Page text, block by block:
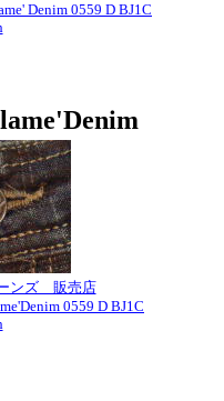
Denim 0559 D BJ1C
ーンズ 販売店
0559 D BJ1C